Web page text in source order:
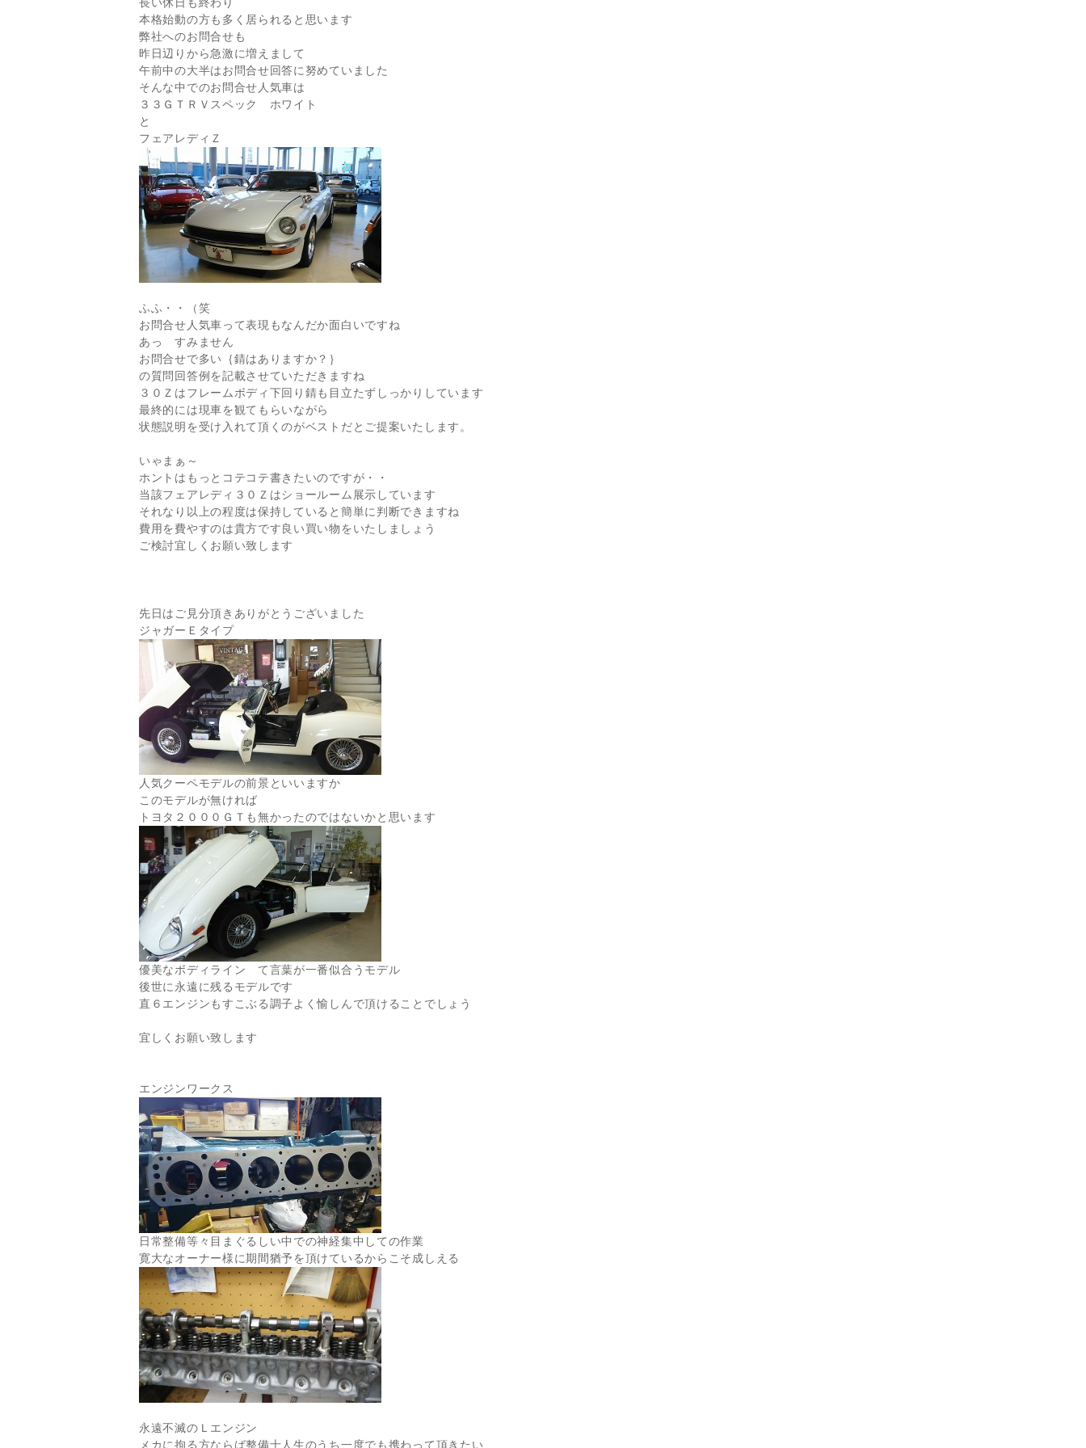
本格始動の方も多く居られると思います
弊社へのお問合せも
昨日辺りから急激に増えまして
午前中の大半はお問合せ回答に努めていました
そんな中でのお問合せ人気車は
３３ＧＴＲＶスペック ホワイト
と
フェアレディＺ
ふふ・・（笑
お問合せ人気車って表現もなんだか面白いですね
あっ すみません
お問合せで多い｛錆はありますか？｝
の質問回答例を記載させていただきますね
３０Ｚはフレームボディ下回り錆も目立たずしっかりしています
最終的には現車を観てもらいながら
状態説明を受け入れて頂くのがベストだとご提案いたします。
いゃまぁ～
ホントはもっとコテコテ書きたいのですが・・
当該フェアレディ３０Ｚはショールーム展示しています
それなり以上の程度は保持していると簡単に判断できますね
費用を費やすのは貴方です良い買い物をいたしましょう
ご検討宜しくお願い致します
先日はご見分頂きありがとうございました
ジャガーＥタイプ
人気クーペモデルの前景といいますか
このモデルが無ければ
トヨタ２０００ＧＴも無かったのではないかと思います
優美なボディライン て言葉が一番似合うモデル
後世に永遠に残るモデルです
直６エンジンもすこぶる調子よく愉しんで頂けることでしょう
宜しくお願い致します
エンジンワークス
日常整備等々目まぐるしい中での神経集中しての作業
寛大なオーナー様に期間猶予を頂けているからこそ成しえる
永遠不滅のＬエンジン
メカに拘る方ならば整備士人生のうち一度でも携わって頂きたい